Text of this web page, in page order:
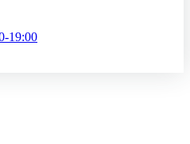
19:00